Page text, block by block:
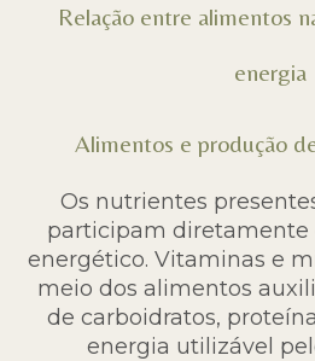
Relação entre alimentos
energia
Alimentos e produção
Os nutrientes
participam
energético. Vitaminas e
meio dos alimentos
de carboidratos,
energia utilizável